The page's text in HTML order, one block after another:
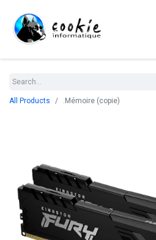
All Products .Mémoire (copie)